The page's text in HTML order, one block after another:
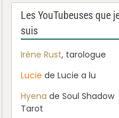
Les YouTubeuses que
suis
Irène Rust, tarologue
Luciede Lucie a lu
Hyena de Soul Shadow
Tarot